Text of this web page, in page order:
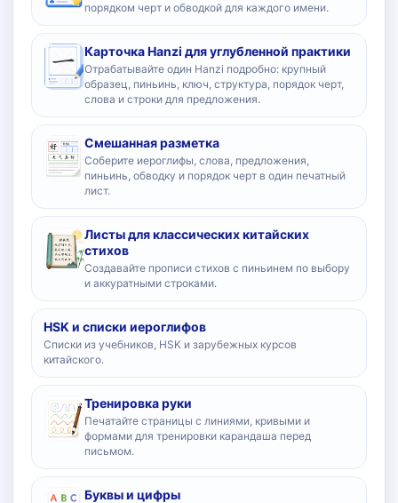
порядком черт и обводкой для каждого имени.
Карточка Hanzi для углубленной практики
Отрабатывайте один Hanzi подробно: крупный
образец, пиньинь, ключ, структура, порядок черт,
слова и строки для предложения.
Смешанная разметка
Соберите иероглифы, слова, предложения,
пиньинь, обводку и порядок черт в один печатный
лист.
Листы для классических китайских
стихов
Создавайте прописи стихов с пиньинем по выбору
и аккуратными строками.
HSK и списки иероглифов
Списки из учебников, HSK и зарубежных курсов
китайского.
Тренировка руки
Печатайте страницы с линиями, кривыми и
формами для тренировки карандаша перед
письмом.
Буквы и цифры